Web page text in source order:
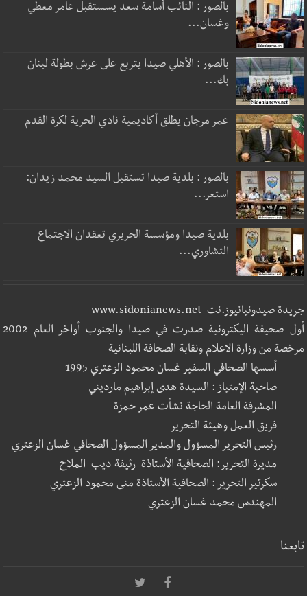
بالصور : النائب أسامة سعد يسستقبل عامر معطي
وغسان...
بالصور : الأهلي صيدا يتربع على عرش بطولة لبنان
بك...
عمر مرجان يطلق أكاديمية نادي الحرية لكرة القدم
بالصور : بلدية صيدا تستقبل السيد محمد زيدان:
استعر...
بلدية صيدا ومؤسسة الحريري تعقدان الاجتماع
التشاوري...
جريدة صيدونيانيوز.نت www.sidonianews.net
أول صحيفة اليكترونية صدرت في صيدا والجنوب أواخر العام 2002
مرخصة من وزارة الاعلام ونقابة الصحافة اللبنانية
أسسها الصحافي السفير غسان محمود الزعتري 1995
صاحبة الإمتياز : السيدة هدى إبراهيم مارديني
المشرفة العامة الحاجة نشأت عمر حمزة
فريق العمل وهيئة التحرير
رئيس التحرير المسؤول والمدير المسؤول الصحافي غسان الزعتري
مديرة التحرير: الصحافية الأستاذة رئيفة ديب الملاح
سكرتير التحرير : الصحافية الأستاذة منى محمود الزعتري
المهندس محمد غسان الزعتري
تابعنا